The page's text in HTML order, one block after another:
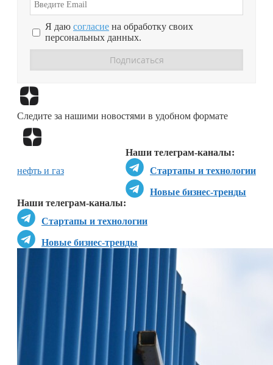
Я даю согласие на обработку своих
персональных данных.
Следите за нашими новостями в удобном формате
Наши телеграм-каналы:
Стартапы и технологии
Новые бизнес-тренды
Наши телеграм-каналы:
Стартапы и технологии
Новые бизнес-тренды
нефть и газ